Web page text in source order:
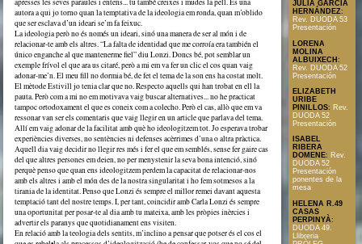
autora a qui jo torno quan la temptativa de la ideologia em ronda, quan m’oblido
que ser esclava d’un ideari se’m fa feixuc.
La ideologia però no és només un ideari, sinó una manera de ser al món i de
relacionar-te amb els altres. “La falta de identidad que me corroía era también el
único enganche al que mantenerme fiel” diu Lonzi. Doncs bé, pot semblar un
exemple frívol el que ara us citaré, però a mi em va fer un clic el cos quan vaig
adonar-me’n. El meu fill no dormia bé, de fet el tema de la son ens ha costat molt.
El mètode Estivill jo tenia clar que no. Respecto aquells qui han trobat en ell la
pauta. Però com a mi no em motivava vaig buscar alternatives... no he practicat
tampoc ortodoxament el que es coneix com a colecho. Però el cas, allò que em va
ressonar van ser els comentaris que vaig llegir en un article que parlava del tema.
Allí em vaig adonar de la facilitat amb què ho ideologitzem tot. Jo esperava trobar
experiències diverses, no sentències ni defenses acèrrimes d’una o altra pràctica.
Aquell dia vaig decidir no llegir res més i fer el que em semblés, sense fer gaire cas
del que altres persones em deien, no per menystenir la seva bona intenció, sinó
perquè penso que quan ens ideologitzem perdem la capacitat de relacionar-nos
amb els altres i amb el món des de la nostra singularitat i ho fem sotmesos a la
tirania de la identitat. Penso que Lonzi és sempre el millor remei davant aquesta
temptació tant del nostre temps. I, per tant, coincidir amb Carla Lonzi és sempre
una oportunitat per posar-te al dia amb tu mateixa, amb les pròpies inèrcies i
advertir els paranys que quotidianament ens visiten.
En relació amb la teologia dels sentits, m’inclino a pensar que potser és el cos el
JÚLIA GARCÍA
HERNÁNDEZ:
Rev. DUODA 53
Presentación
LORENA
MOLINA
ALBUIXECH :
Rev. DUODA 52
Presentación
ELIZABETH
URIBE
PINILLOS: Rev.
DUODA 52
Presentación
ISABEL
RIBERA
DOMENE: Rev.
DUODA 52
Presentación
ponentes de la
mesa
HELENA R.49
CASAS
PERPINYÀ:
DUODA 49.
Llibreria